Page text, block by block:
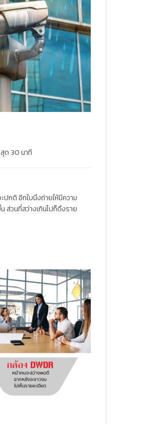
ด 30 นาที
ปกติ อีกใบนึงถ่ายให้มีความ
ส่วนที่สว่างเกินไปก็ดึงราย